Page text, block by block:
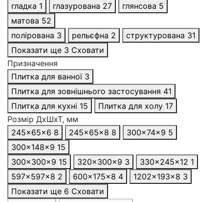
гладка 1 глазурована 27 глянсова 5
матова 52
полірована 3 рельєфна 2 структурована 31
Показати ще 3 Сховати
Призначення
Плитка для ванної 3
Плитка для зовнішнього застосування 41
Плитка для кухні 15 Плитка для холу 17
Розмір ДхШхТ, мм
245x65x6 8 245x65x8 8 300×74x9 5
300×148x9 15
300×300x9 15 320x300x9 3 330×245x12 1
597x597x8 2 600x175x8 4 1202x193x8 3
Показати ще 6 Сховати